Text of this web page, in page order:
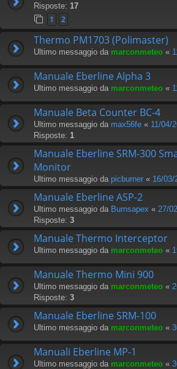
Risposte: 17
1 2
Thermo PM1703 (Polimaster)
Ultimo messaggio da marconmeteo «
Manuale Eberline Alpha 3
Ultimo messaggio da marconmeteo «
Manuale Beta Counter BC-4
Ultimo messaggio da max56fe « 11/04/
Risposte: 1
Manuale Eberline SRM-300
Monitor
Ultimo messaggio da picburner « 16/03/
Manuale Eberline ASP-2
Ultimo messaggio da Burnsapex « 27/
Risposte: 3
Manuale Thermo Interceptor
Ultimo messaggio da marconmeteo «
Manuale Thermo Mini 900
Ultimo messaggio da marconmeteo «
Risposte: 3
Manuale Eberline SRM-100
Ultimo messaggio da marconmeteo «
Manuali Eberline MP-1
Ultimo messaggio da marconmeteo «